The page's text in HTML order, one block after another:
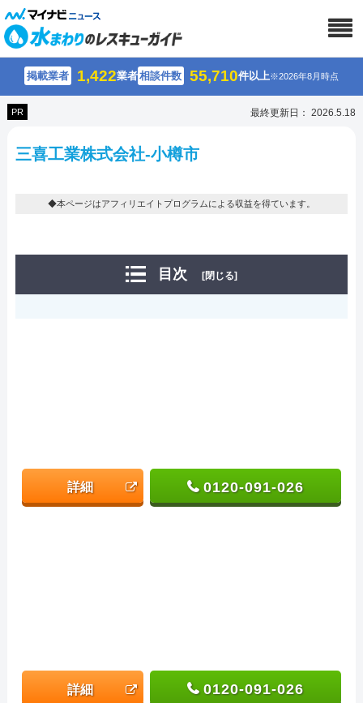
掲載業者 1,422業者相談件数 55,710件以上※2026年8月時点
PR 最終更新日： 2026.5.18
三喜工業株式会社-小樽市
◆本ページはアフィリエイトプログラムによる収益を得ています。
目次 [閉じる]
詳細 0120-091-026
詳細 0120-091-026